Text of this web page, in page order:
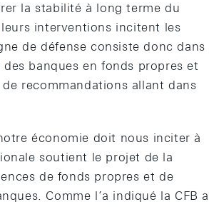
la stabilité à long terme du
interventions incitent les
de défense consiste donc dans
banques en fonds propres et
recommandations allant dans
économie doit nous inciter à
soutient le projet de la
de fonds propres et de
Comme l’a indiqué la CFB a